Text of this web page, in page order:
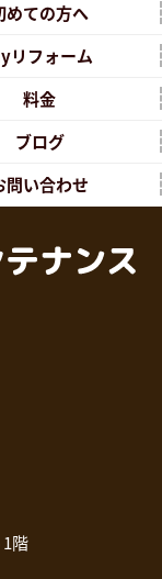
めての方へ
リフォーム
料金
ブログ
問い合わせ
階